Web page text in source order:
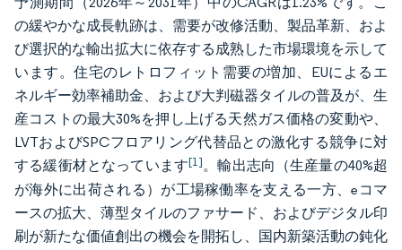
の緩やかな成長軌跡は、需要が改修活動、製品革新、およ
び選択的な輸出拡大に依存する成熟した市場環境を示して
います。住宅のレトロフィット需要の増加、EUによるエ
ネルギー効率補助金、および大判磁器タイルの普及が、生
産コストの最大30%を押し上げる天然ガス価格の変動や、
LVTおよびSPCフロアリング代替品との激化する競争に対
する緩衝材となっています[1]。輸出志向（生産量の40%超
が海外に出荷される）が工場稼働率を支える一方、eコマ
ースの拡大、薄型タイルのファサード、およびデジタル印
刷が新たな価値創出の機会を開拓し、国内新築活動の鈍化